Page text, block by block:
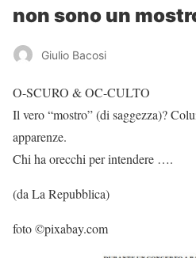
non sono un
Giulio Bacosi
O-SCURO & OC-CULTO
Il vero “mostro” (di saggezza)?
apparenze.
Chi ha orecchi per intendere ….
(da La Repubblica)
foto ©pixabay.com